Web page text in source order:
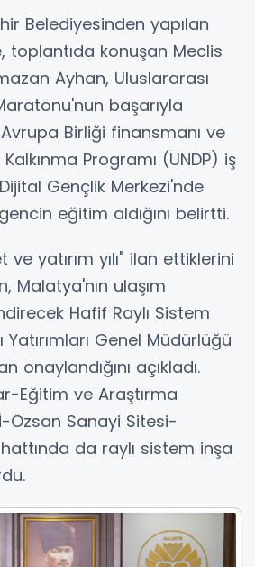
Belediyesinden yapılan
toplantıda konuşan Meclis
Ayhan, Uluslararası
başarıyla
Avrupa Birliği finansmanı ve
Programı (UNDP) iş
Gençlik Merkezi'nde
eğitim aldığını belirtti.
ve yatırım yılı" ilan ettiklerini
Malatya'nın ulaşım
Hafif Raylı Sistem
Genel Müdürlüğü
onaylandığını açıkladı.
Eğitim ve Araştırma
Özsan Sanayi Sitesi-
da raylı sistem inşa